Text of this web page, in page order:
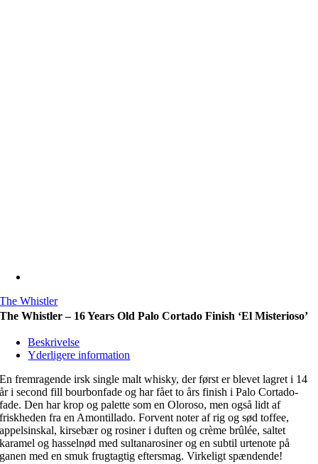
The Whistler
The Whistler – 16 Years Old Palo Cortado Finish ‘El Misterioso’
Beskrivelse
Yderligere information
En fremragende irsk single malt whisky, der først er blevet lagret i 14
år i second fill bourbonfade og har fået to års finish i Palo Cortado-
fade. Den har krop og palette som en Oloroso, men også lidt af
friskheden fra en Amontillado. Forvent noter af rig og sød toffee,
appelsinskal, kirsebær og rosiner i duften og crème brûlée, saltet
karamel og hasselnød med sultanarosiner og en subtil urtenote på
ganen med en smuk frugtagtig eftersmag. Virkeligt spændende!